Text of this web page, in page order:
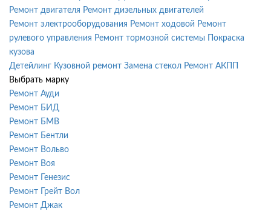
Ремонт двигателя Ремонт дизельных двигателей
Ремонт электрооборудования Ремонт ходовой Ремонт
рулевого управления Ремонт тормозной системы
Покраска
кузова
Детейлинг Кузовной ремонт Замена стекол Ремонт АКПП
Выбрать марку
Ремонт Ауди
Ремонт БИД
Ремонт БМВ
Ремонт Бентли
Ремонт Вольво
Ремонт Воя
Ремонт Генезис
Ремонт Грейт Вол
Ремонт Джак